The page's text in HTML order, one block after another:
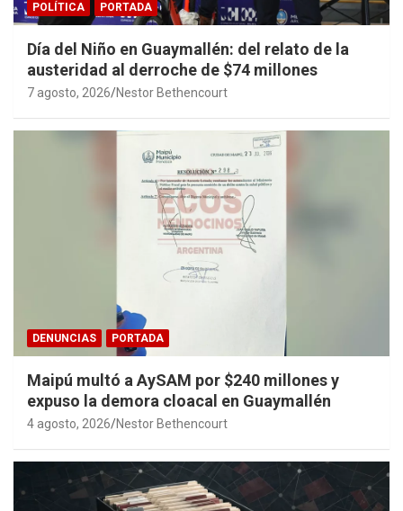
POLÍTICA PORTADA
Día del Niño en Guaymallén: del relato de la
austeridad al derroche de $74 millones
7 agosto, 2026 Nestor Bethencourt
DENUNCIAS PORTADA
Maipú multó a AySAM por $240 millones y
expuso la demora cloacal en Guaymallén
4 agosto, 2026 Nestor Bethencourt